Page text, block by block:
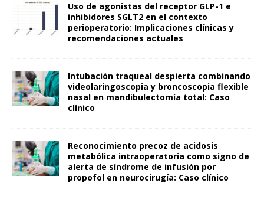
Uso de agonistas del receptor GLP-1 e
inhibidores SGLT2 en el contexto
perioperatorio: Implicaciones clínicas y
recomendaciones actuales
Intubación traqueal despierta combinando
videolaringoscopia y broncoscopia flexible
nasal en mandibulectomía total: Caso
clínico
Reconocimiento precoz de acidosis
metabólica intraoperatoria como signo de
alerta de síndrome de infusión por
propofol en neurocirugía: Caso clínico